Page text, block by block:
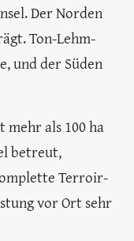
Der Norden
Ton-Lehm-
und der Süden
mehr als 100 ha
betreut,
Terroir-
vor Ort sehr